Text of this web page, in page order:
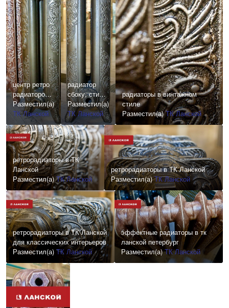
центр ретро
радиаторов в
тк ланской
Разместил(а)
ТК Ланской
радиатор
сбоку, стиль
ретро, тк
ланской
Разместил(а)
ТК Ланской
радиаторы в винтажном
стиле
Разместил(а)ТК Ланской
ретрорадиаторы в ТК
Ланской
Разместил(а)ТК Ланской
ретрорадиаторы в ТК Ланской
Разместил(а)ТК Ланской
ретрорадиаторы в ТК Ланской
для классических интерьеров
Разместил(а) ТК Ланской
эффектные радиаторы в тк
ланской петербург
Разместил(а)ТК Ланской